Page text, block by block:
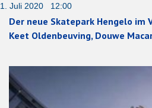
1. Juli 2020 12:00
Der neue Skatepark Hengelo im
Keet Oldenbeuving, Douwe